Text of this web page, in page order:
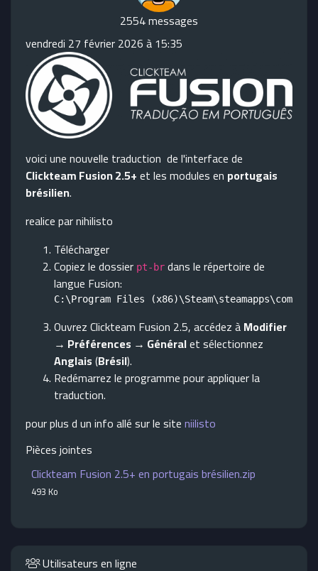
2554 messages
vendredi 27 février 2026 à 15:35
voici une nouvelle traduction de l'interface de
Clickteam Fusion 2.5+et les modules en portugais
brésilien.
realice par nihilisto
Télécharger
Copiez le dossier pt-br dans le répertoire de
langue Fusion:
Ouvrez Clickteam Fusion 2.5, accédez àModifier
→ Préférences → Généralet sélectionnez
Anglais(Brésil).
Redémarrez le programme pour appliquer la
traduction.
pour plus d un info allé sur le siteniilisto
Pièces jointes
Clickteam Fusion 2.5+ en portugais brésilien.zip
493 Ko
Utilisateurs en ligne